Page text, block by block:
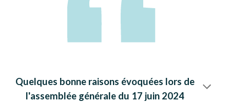
Quelques bonne raisons évoquées lors de
l'assemblée générale du 17 juin 2024